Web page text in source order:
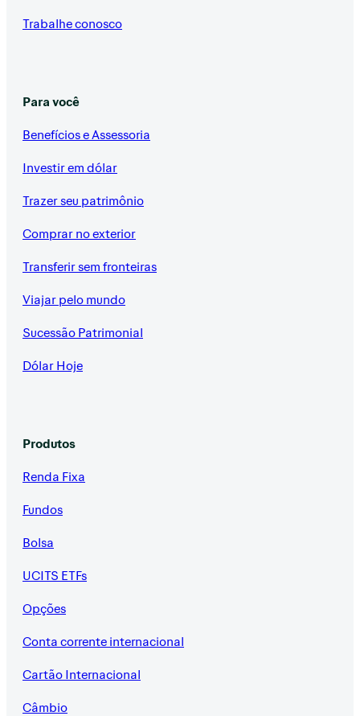
Trabalhe conosco
Para você
Benefícios e Assessoria
Investir em dólar
Trazer seu patrimônio
Comprar no exterior
Transferir sem fronteiras
Viajar pelo mundo
Sucessão Patrimonial
Dólar Hoje
Produtos
Renda Fixa
Fundos
Bolsa
UCITS ETFs
Opções
Conta corrente internacional
Cartão Internacional
Câmbio